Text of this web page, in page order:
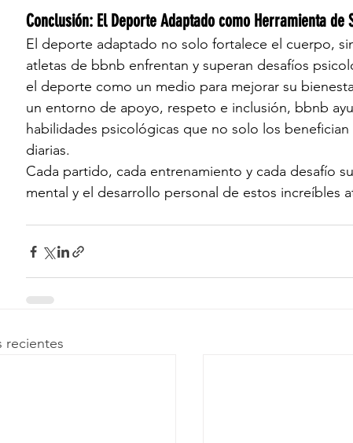
Conclusión: El Deporte Adaptado como Herramienta de
El deporte adaptado no solo fortalece el cuerpo,
atletas de bbnb enfrentan y superan desafíos
el deporte como un medio para mejorar su
un entorno de apoyo, respeto e inclusión, bbnb
habilidades psicológicas que no solo los
diarias.
Cada partido, cada entrenamiento y cada desafío
mental y el desarrollo personal de estos increíbles
recientes